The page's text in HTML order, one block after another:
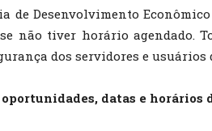
de Desenvolvimento
não tiver horário agendado.
dos servidores e usuários
oportunidades, datas e horários